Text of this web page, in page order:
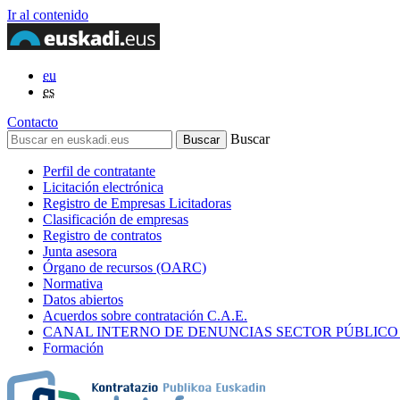
Ir al contenido
eu
es
Contacto
Buscar
Perfil de contratante
Licitación electrónica
Registro de Empresas Licitadoras
Clasificación de empresas
Registro de contratos
Junta asesora
Órgano de recursos (OARC)
Normativa
Datos abiertos
Acuerdos sobre contratación C.A.E.
CANAL INTERNO DE DENUNCIAS SECTOR
Formación